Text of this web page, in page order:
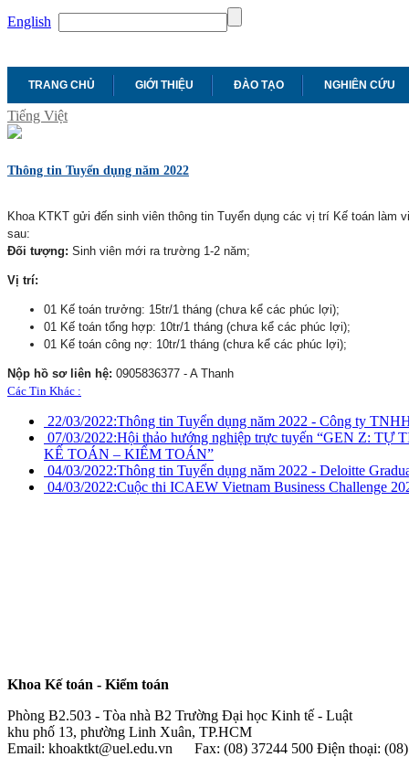
English
TRANG CHỦ GIỚI THIỆU ĐÀO TẠO NGHIÊN CỨU
Tiếng Việt
Thông tin Tuyển dụng năm 2022
Khoa KTKT gửi đến sinh viên thông tin Tuyển dụng các vị trí Kế toán làm
sau:
Đối tượng: Sinh viên mới ra trường 1-2 năm;
Vị trí:
01 Kế toán trưởng: 15tr/1 tháng (chưa kể các phúc lợi);
01 Kế toán tổng hợp: 10tr/1 tháng (chưa kể các phúc lợi);
01 Kế toán công nợ: 10tr/1 tháng (chưa kể các phúc lợi);
Nộp hồ sơ liên hệ: 0905836377 - A Thanh
Các Tin Khác :
22/03/2022:Thông tin Tuyển dụng năm 2022 - Công ty
07/03/2022:Hội thảo hướng nghiệp trực tuyến “GEN Z:
KẾ TOÁN – KIỂM TOÁN”
04/03/2022:Thông tin Tuyển dụng năm 2022 - Deloitte
04/03/2022:Cuộc thi ICAEW Vietnam Business Challenge
Khoa Kế toán - Kiểm toán
Phòng B2.503 - Tòa nhà B2 Trường Đại học Kinh tế - Luật
khu phố 13, phường Linh Xuân, TP.HCM
Email: khoaktkt@uel.edu.vn Fax: (08) 37244 500 Điện thoại: